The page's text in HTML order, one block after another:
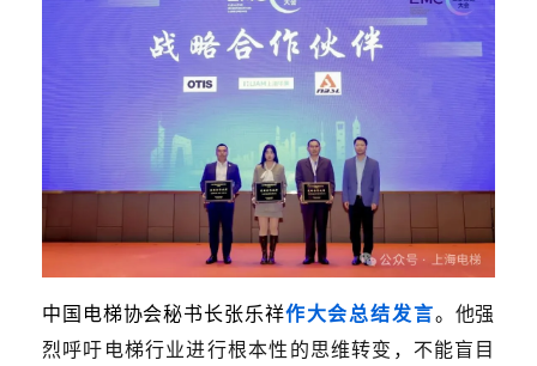
中国电梯协会秘书长张乐祥作大会总结发言。 他强
烈呼吁电梯行业进行根本性的思维转变，不能盲目